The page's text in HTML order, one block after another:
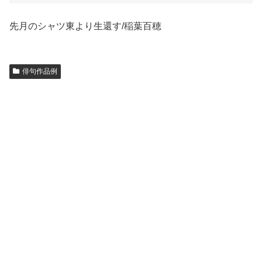
先月のシャツ東より生還す/稲葉百穂
俳句作品例